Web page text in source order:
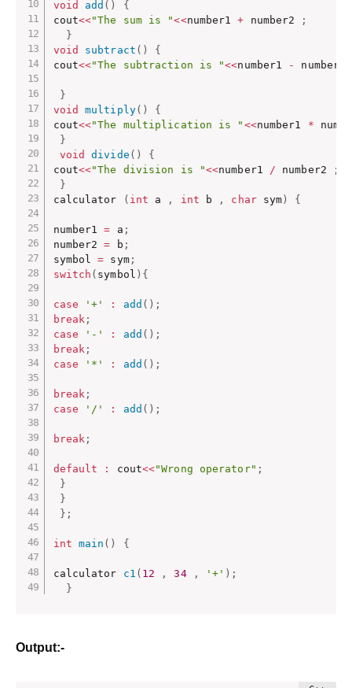
void
add ( )
{
cout<<"The sum is "<<number1 + number2
;
}
void
subtract ( )
{
cout<<"The subtraction is "<<number1 - number2
}
void
multiply( )
{
cout<<"The multiplication is " <<number1 *
}
void
divide ( )
{
cout<<"The division is "<<number1 / number2
;
}
calculator
( int a , int b , char sym) {
number1 = a ;
number2 = b ;
symbol = sym;
switch ( symbol ) {
case '+' : add ( ) ;
break ;
case
'-' : add ( ) ;
break ;
case
'*' : add ( ) ;
break ;
case
'/' : add ( ) ;
break ;
default : cout<<"Wrong operator" ;
}
}
} ;
int main ( ) {
calculator c1 ( 12 , 34 , '+' ) ;
}
Output:-